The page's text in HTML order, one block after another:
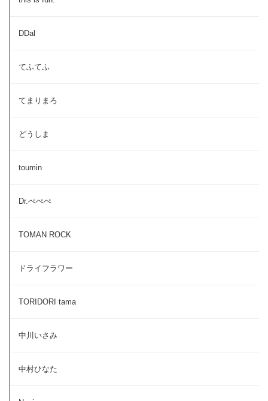
DDal
てふてふ
てまりまろ
どうしま
toumin
Dr.ぺぺぺ
TOMAN ROCK
ドライフラワー
TORIDORI tama
中川いさみ
中村ひなた